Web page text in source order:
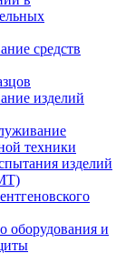
средств
изделий
техники
изделий
оборудования и